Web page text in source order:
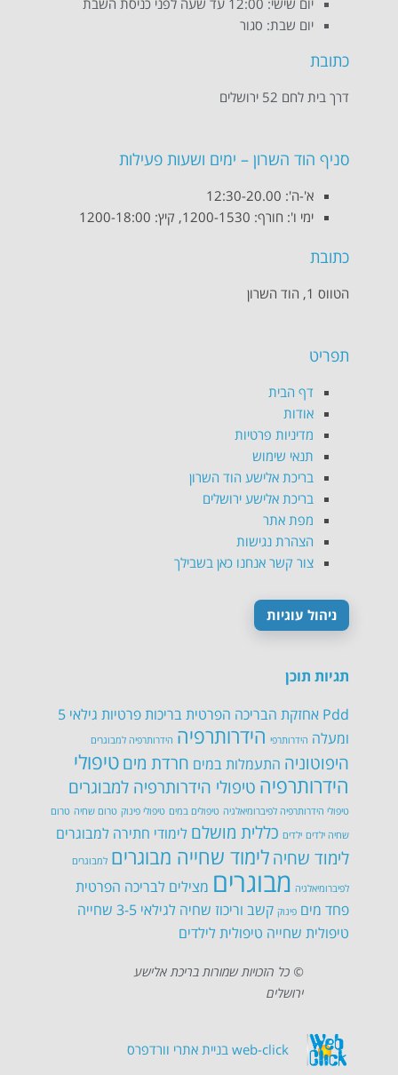
יום שבת: סגור
כתובת
דרך בית לחם 52 ירושלים
סניף הוד השרון – ימים ושעות פעילות
א'-ה': 12:30-20.00
ימי ו': חורף: 1200-1530, קיץ: 1200-18:00
כתובת
הטווס 1, הוד השרון
תפריט
דף הבית
אודות
מדיניות פרטיות
תנאי שימוש
בריכת אלישע הוד השרון
בריכת אלישע ירושלים
מפת אתר
הצהרת נגישות
צור קשר אנחנו כאן בשבילך
ניהול עוגיות
תגיות תוכן
Pdd אחזקת הבריכה הפרטיתבריכות פרטיות
גילאי 5
ומעלה הידרותרפי הידרותרפיה הידרותרפיה למבוגרים
היפוטוניה התעמלות במים חרדת מיםטיפולי
הידרותרפיה טיפולי הידרותרפיה למבוגרים
טיפולי הידרותרפיה לפיברומיאלגיה טיפולים במים טיפולי פינוק טרום שחיה טרום
שחיה ילדים ילדים כללית מושלם לימודי חתירה למבוגרים
לימוד שחיהלימוד שחייה מבוגרים למבוגרים
לפיברומיאלגיה מבוגרים מצילים לבריכה הפרטית
פחד מים פינוק קשב וריכוז שחיה לגילאי 3-5
שחייה
טיפולית שחייה טיפולית לילדים
© כל הזכויות שמורות בריכת אלישע
ירושלים
web-click בניית אתרי וורדפרס